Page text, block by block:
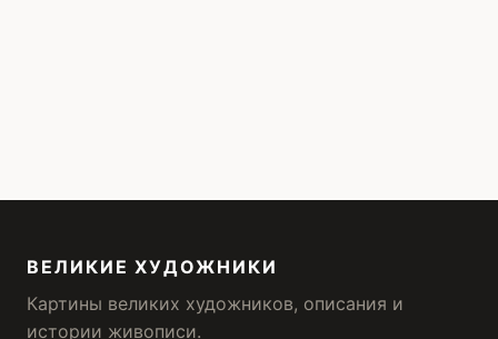
ВЕЛИКИЕ ХУДОЖНИКИ
Картины великих художников, описания и
истории живописи.